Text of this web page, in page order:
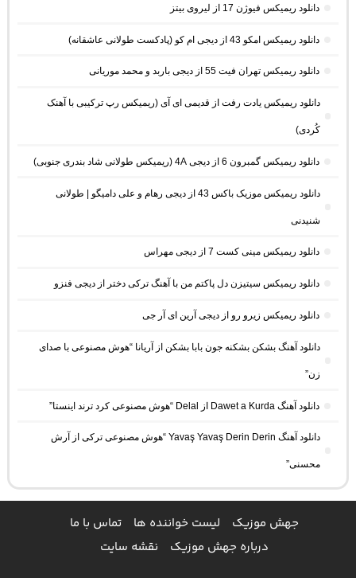
دانلود ریمیکس فیوژن 17 از لیروی بیتز
دانلود ریمیکس امکو 43 از دیجی ام کو (پادکست طولانی عاشقانه)
دانلود ریمیکس تهران فیت 55 از دیجی باربد و محمد موریانی
دانلود ریمیکس یادت رفت از قدیمی ای آی (ریمیکس رپ ترکیبی با آهنک
کُردی)
دانلود ریمیکس گمبرون 6 از دیجی 4A (ریمیکس طولانی شاد بندری جنوبی)
دانلود ریمیکس موزیک باکس 43 از دیجی رهام و علی دامیگو | طولانی
شنیدنی
دانلود ریمیکس مینی کست 7 از دیجی مهراس
دانلود ریمیکس سیتیزن دل پاکتم من با آهنگ ترکی دختر از دیجی فنزو
دانلود ریمیکس زیرو رو از دیجی آرین ای آر جی
دانلود آهنگ بشکن بشکنه جون بابا بشکن از آریانا “هوش مصنوعی با صدای
زن”
دانلود آهنگ Dawet a Kurda از Delal “هوش مصنوعی کرد ترند اینستا”
دانلود آهنگ Yavaş Yavaş Derin Derin “هوش مصنوعی ترکی از آرش
محسنی”
جهش موزیک لیست خواننده ها
تماس با ما
درباره جهش موزیک
نقشه سایت